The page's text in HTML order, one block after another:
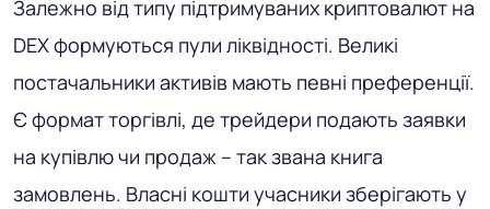
Залежно від типу підтримуваних криптовалют на
DEX формуються пули ліквідності. Великі
постачальники активів мають певні преференції.
Є формат торгівлі, де трейдери подають заявки
на купівлю чи продаж – так звана книга
замовлень. Власні кошти учасники зберігають у